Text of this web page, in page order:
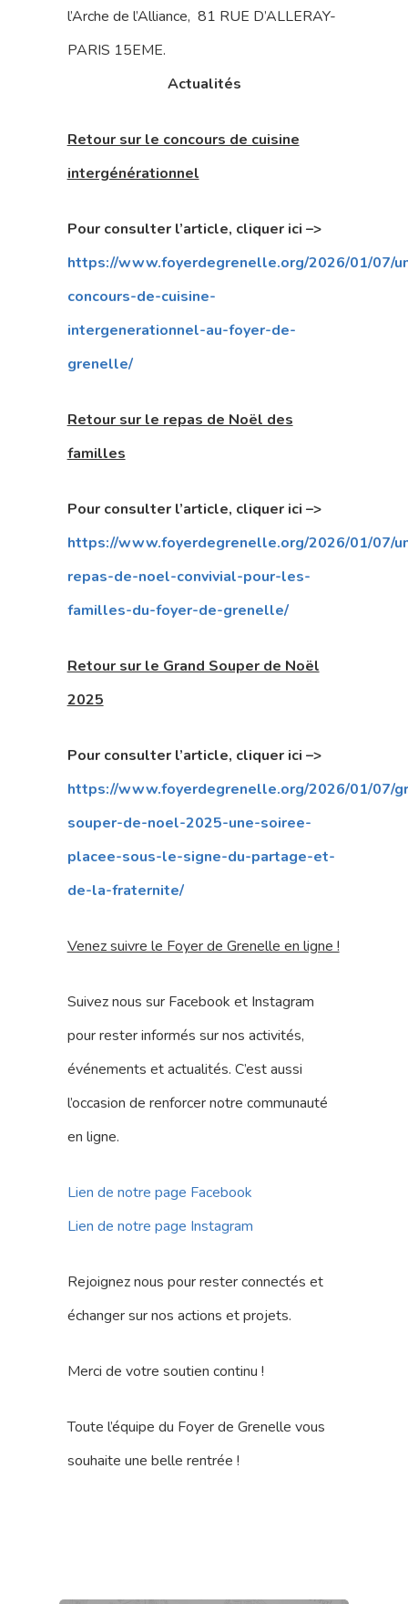
l’Arche de l’Alliance, 81 RUE D’ALLERAY-
PARIS 15EME.
Actualités
Retour sur le concours de cuisine
intergénérationnel
Pour consulter l’article, cliquer ici –>
https://www.foyerdegrenelle.org/2026/01/07/
concours-de-cuisine-
intergenerationnel-au-foyer-de-
grenelle/
Retour sur le repas de Noël des
familles
Pour consulter l’article, cliquer ici –>
https://www.foyerdegrenelle.org/2026/01/07/
repas-de-noel-convivial-pour-les-
familles-du-foyer-de-grenelle/
Retour sur le Grand Souper de Noël
2025
Pour consulter l’article, cliquer ici –>
https://www.foyerdegrenelle.org/2026/01/07/
souper-de-noel-2025-une-soiree-
placee-sous-le-signe-du-partage-et-
de-la-fraternite/
Venez suivre le Foyer de Grenelle en ligne !
Suivez nous sur Facebook et Instagram
pour rester informés sur nos activités,
événements et actualités. C’est aussi
l’occasion de renforcer notre communauté
en ligne.
Lien de notre page Facebook
Lien de notre page Instagram
Rejoignez nous pour rester connectés et
échanger sur nos actions et projets.
Merci de votre soutien continu !
Toute l’équipe du Foyer de Grenelle vous
souhaite une belle rentrée !